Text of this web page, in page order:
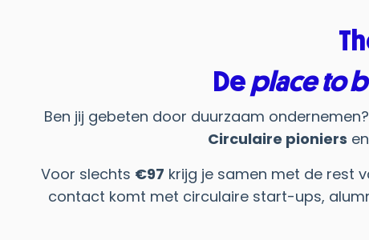
Deplace to
Ben jij gebeten door duurzaam
Circulaire pioniers
Voor slechts €97 krijg je samen met de rest
contact komt met circulaire start-ups,